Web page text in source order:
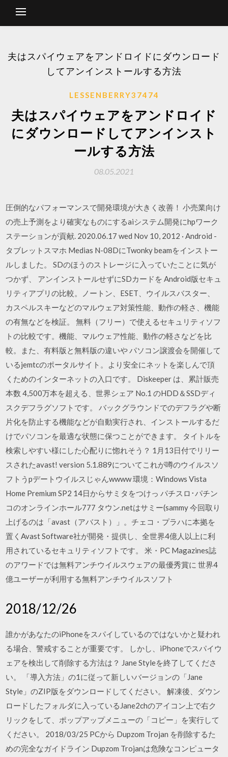
夫はスパイウェアをアンドロイドにダウンロード
してアンインストールする方法
LESSENBERRY37474
夫はスパイウェアをアンドロイド
にダウンロードしてアンインスト
ールする方法
08.05.2021
圧倒的なパフォーマンスで開発環境が大きく改善！ 小売業向け
の売上予測をより確実なものにするaiシステム開発にhpワーク
ステーションが貢献. 2020.06.17 wed Nov 10, 2012 · Android -
タブレットスマホ Medias N-08DにTwonky beamをインストー
ルしました。 SDのほうのストレージに入っていたことに気が
つかず、 アンインストールせずにSDカードを Android版セキュ
リティアプリの比較。ノートン、ESET、ウイルスバスター、
カスペルスキーなどのマルウェア対策性能、動作の軽さ、機能
の有無などを検証。 無料（フリー）で使えるセキュリティソフ
トの比較です。機能、マルウェア性能、動作の軽さなどを比
較。また、有料版と無料版の違いや パソコン譲渡会を開催して
いるjemtcのポータルサイト。より安全にネットを楽しんで頂
くためのインターネットの入口です。 Diskeeper は、累計販売
本数 4,500万本を超える、世界シェア No.1 のHDD＆SSDディ
スクデフラグソフトです。 バックグラウンドでのデフラグや断
片化を防止する機能などが自動実行され、インストールするだ
けでパソコンを最適な状態に保つことができます。 タイトルを
検索しやすい様にした心配りに惚れそう？ 1月13日付でリリー
スされたavast! version 5.1.889についてこれが噂のウイルスソ
フトうpデートウイルスじゃんwwww 環境：Windows Vista
Home Premium SP2 14日からサミタをつけっ パチスロ･パチン
コのオンラインホール777 タウン.netはサミー(sammy 今回取り
上げるのは「avast（アバスト）」。チェコ・プラハに本拠を
置くAvast Software社が開発・提供し、全世界4億人以上に利
用されているセキュリティソフトです。 米・PC Magazines誌
のアワードでは無料アンチウイルスウェアの最優秀賞に 世界4
億ユーザーが利用する無料アンチウイルスソフト
2018/12/26
誰かがあなたのiPhoneをスパイしているのではないかと疑われ
る場合、警戒することが重要です。 しかし、iPhoneでスパイウ
ェアを検出して削除する方法は？ Jane Styleを終了してくださ
い。 「導入方法」の1に従って新しいバージョンの「Jane
Style」のZIP版をダウンロードしてください。 解凍後、ダウン
ロードしたフォルダに入っているJane2chのアイコン上で右ク
リックをして、ポップアップメニューの「コピー」を実行して
ください。 2018/03/25 PCから Dupzom Trojan を削除するた
めの完全なガイドライン Dupzom Trojanは危険なコンピュータ